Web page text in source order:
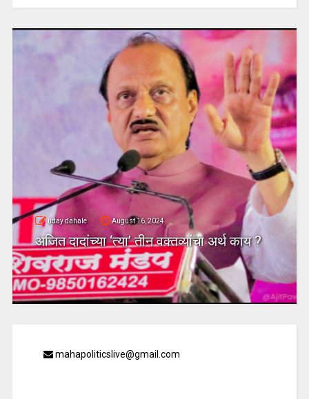
uday dahale August 16, 2024
अजित दादांच्या ‘त्या’ तीन वक्तव्यांचा अर्थ काय ?
mahapoliticslive@gmail.com